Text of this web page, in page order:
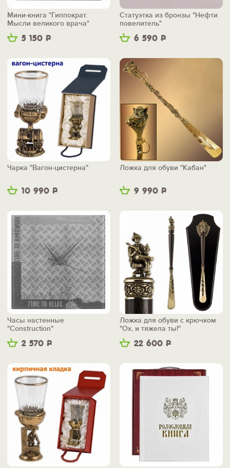
5 150 Р
Мини-книга "Гиппократ.
Мысли великого врача"
6 590 Р
Статуэтка из бронзы "Нефти
повелитель"
10 990 Р
Чарка "Вагон-цистерна"
9 990 Р
Ложка для обуви "Кабан"
2 570 Р
Часы настенные
"Construction"
22 600 Р
Ложка для обуви с крючком
"Ох, и тяжела ты!"